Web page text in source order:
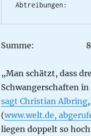
Abtreibungen:
Summe: 893
„Man schätzt, dass
Schwangerschaften
sagt Christian Albring
(www.welt.de,
liegen doppelt so